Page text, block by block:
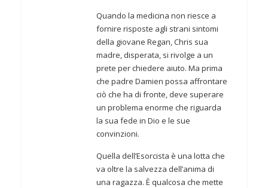
Quando la medicina non riesce a
fornire risposte agli strani sintomi
della giovane Regan, Chris sua
madre, disperata, si rivolge a un
prete per chiedere aiuto. Ma prima
che padre Damien possa affrontare
ciò che ha di fronte, deve superare
un problema enorme che riguarda
la sua fede in Dio e le sue
convinzioni.
Quella dell’Esorcista è una lotta che
va oltre la salvezza dell’anima di
una ragazza. È qualcosa che mette